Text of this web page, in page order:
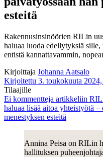
esteitä
Rakennusinsinöörien RILin
haluaa luoda edellytyksiä sille,
entistä kannattavammin,
Kirjoittaja Johanna Aatsalo
Kirjoitettu 3. toukokuuta 2024,
Tilaajille
Ei kommentteja artikkeliin
haluaa lisää aitoa yhteistyötä –
menestyksen esteitä
Annina Peisa on RILin
hallituksen